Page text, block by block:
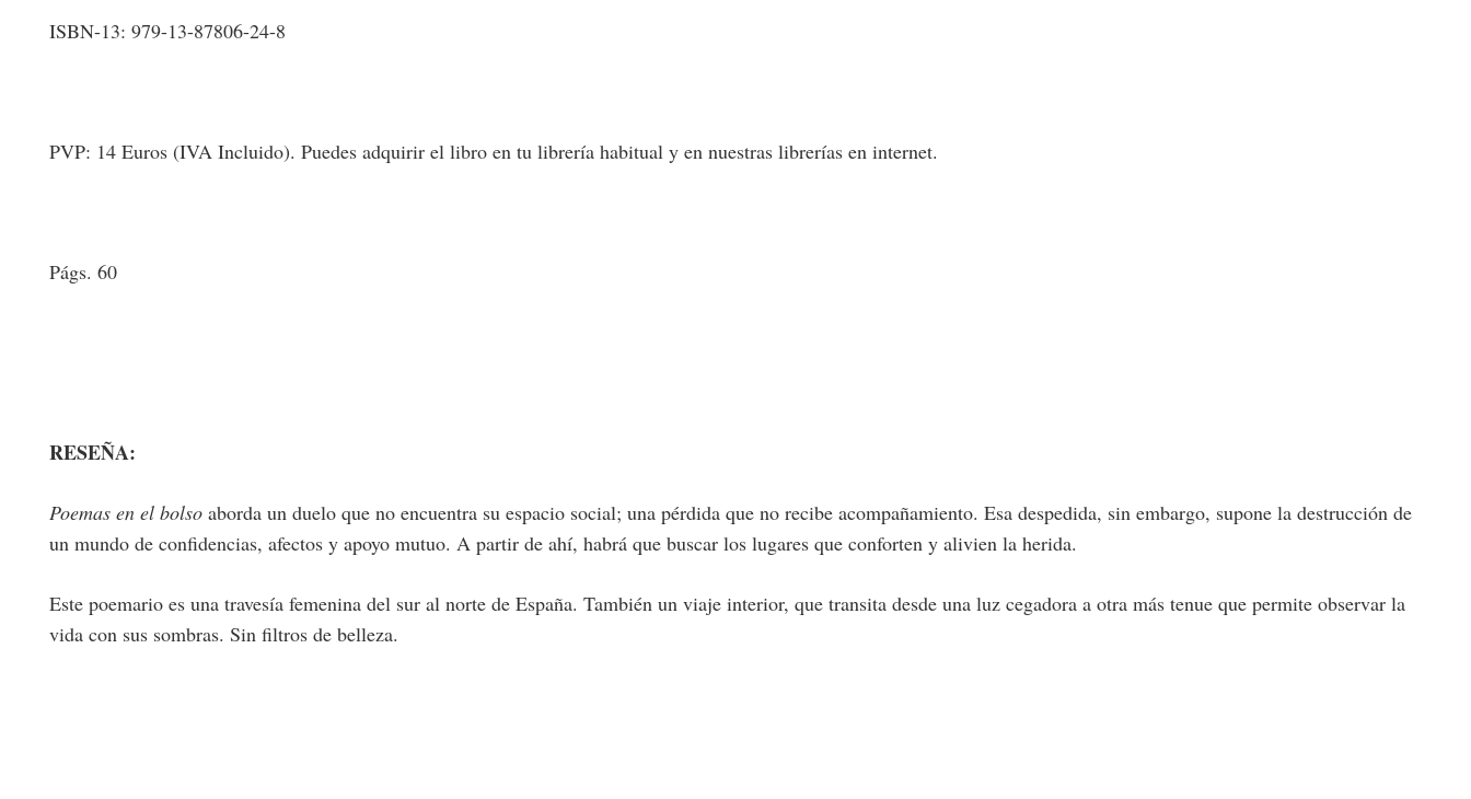
ISBN-13: 979-13-87806-24-8
PVP: 14 Euros (IVA Incluido). Puedes adquirir el libro en tu librería habitual y en nuestras librerías en internet.
Págs. 60
RESEÑA:
Poemas en el bolso aborda un duelo que no encuentra su espacio social; una pérdida que no recibe acompañamiento. Esa despedida, sin embargo, supone la destrucción de
un mundo de confidencias, afectos y apoyo mutuo. A partir de ahí, habrá que buscar los lugares que conforten y alivien la herida.
Este poemario es una travesía femenina del sur al norte de España. También un viaje interior, que transita desde una luz cegadora a otra más tenue que permite observar la
vida con sus sombras. Sin filtros de belleza.